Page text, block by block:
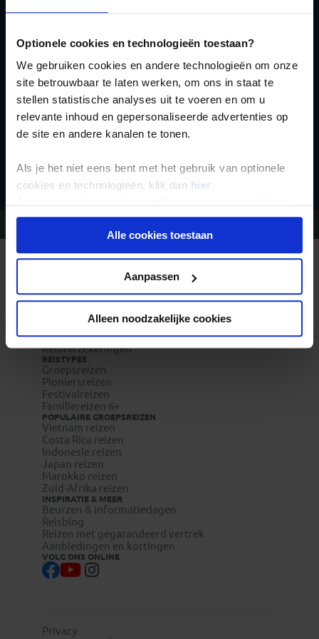
Optionele cookies en technologieën toestaan?
We gebruiken cookies en andere technologieën om onze
site betrouwbaar te laten werken, om ons in staat te
stellen statistische analyses uit te voeren en om u
relevante inhoud en gepersonaliseerde advertenties op
de site en andere kanalen te tonen.
Als je het niet eens bent met het gebruik van optionele
cookies en technologieën, klik dan hier .
onder aan de pagina op elk gewenst moment voor de
toekomst wijzigen.Alle cookies toestaan
Aanpassen
Alleen noodzakelijke cookies
nieuwsbrief
Waarom Koning Aap?
Duurzaam toerisme
Vacatures
Veelgestelde vragen
Reisdocumenten aanvragen
Reisverzekeringen
REISTYPES
Groepsreizen
Pioniersreizen
Festivalreizen
Familiereizen 6+
POPULAIRE GROEPSREIZEN
Vietnam reizen
Costa Rica reizen
Indonesie reizen
Japan reizen
Marokko reizen
Zuid-Afrika reizen
INSPIRATIE & MEER
Beurzen & informatiedagen
Reisblog
Reizen met gegarandeerd vertrek
Aanbiedingen en kortingen
VOLG ONS ONLINE
Privacy